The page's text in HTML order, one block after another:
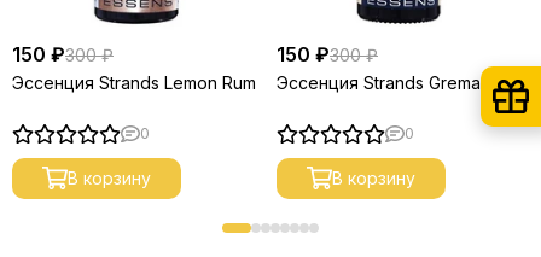
150 ₽300 ₽
Эссенция Strands Lemon Rum
0
В корзину
150 ₽300 ₽
Эссенция Strands Gremaxa
0
В корзину